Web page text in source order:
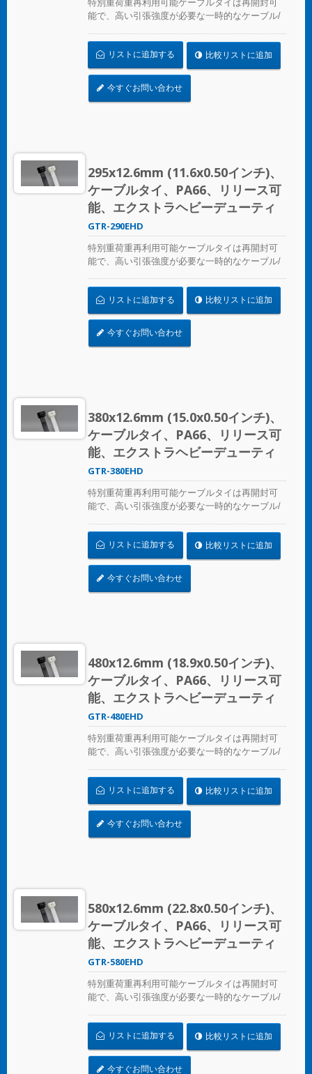
特別重荷重再利用可能ケーブルタイは再開封可
能で、高い引張強度が必要な一時的なケーブル/
用にULおよびCE認証を取得しています。
リストに追加する 比較リストに追加
今すぐお問い合わせ
295x12.6mm (11.6x0.50インチ)、
ケーブルタイ、PA66、リリース可
能、エクストラヘビーデューティ
GTR-290EHD
特別重荷重再利用可能ケーブルタイは再開封可
能で、高い引張強度が必要な一時的なケーブル/
用にULおよびCE認証を取得しています。
リストに追加する 比較リストに追加
今すぐお問い合わせ
380x12.6mm (15.0x0.50インチ)、
ケーブルタイ、PA66、リリース可
能、エクストラヘビーデューティ
GTR-380EHD
特別重荷重再利用可能ケーブルタイは再開封可
能で、高い引張強度が必要な一時的なケーブル/
用にULおよびCE認証を取得しています。
リストに追加する 比較リストに追加
今すぐお問い合わせ
480x12.6mm (18.9x0.50インチ)、
ケーブルタイ、PA66、リリース可
能、エクストラヘビーデューティ
GTR-480EHD
特別重荷重再利用可能ケーブルタイは再開封可
能で、高い引張強度が必要な一時的なケーブル/
用にULおよびCE認証を取得しています。
リストに追加する 比較リストに追加
今すぐお問い合わせ
580x12.6mm (22.8x0.50インチ)、
ケーブルタイ、PA66、リリース可
能、エクストラヘビーデューティ
GTR-580EHD
特別重荷重再利用可能ケーブルタイは再開封可
能で、高い引張強度が必要な一時的なケーブル/
用にULおよびCE認証を取得しています。
リストに追加する 比較リストに追加
今すぐお問い合わせ